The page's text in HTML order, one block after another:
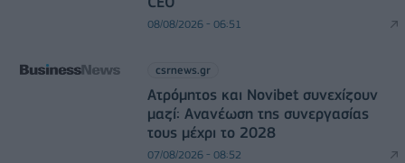
08/08/2026 - 06:51
csrnews.gr
Ατρόμητος και Novibet συνεχίζουν
μαζί: Ανανέωση της συνεργασίας
τους μέχρι το 2028
07/08/2026 - 08:52